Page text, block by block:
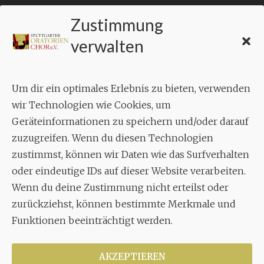
Zustimmung
verwalten
Um dir ein optimales Erlebnis zu bieten, verwenden
wir Technologien wie Cookies, um
Geräteinformationen zu speichern und/oder darauf
zuzugreifen. Wenn du diesen Technologien
zustimmst, können wir Daten wie das Surfverhalten
oder eindeutige IDs auf dieser Website verarbeiten.
Wenn du deine Zustimmung nicht erteilst oder
zurückziehst, können bestimmte Merkmale und
Funktionen beeinträchtigt werden.
AKZEPTIEREN
KONTAKT
Geschäftsstelle:
Aixheimer Str. 18
70619 Stuttgart
MUSIK
Musikalischer Leiter:
Enrico Trummer
Tel.+49 (0)177 / 34 23 57 1
Facebook
TwitterYouTube